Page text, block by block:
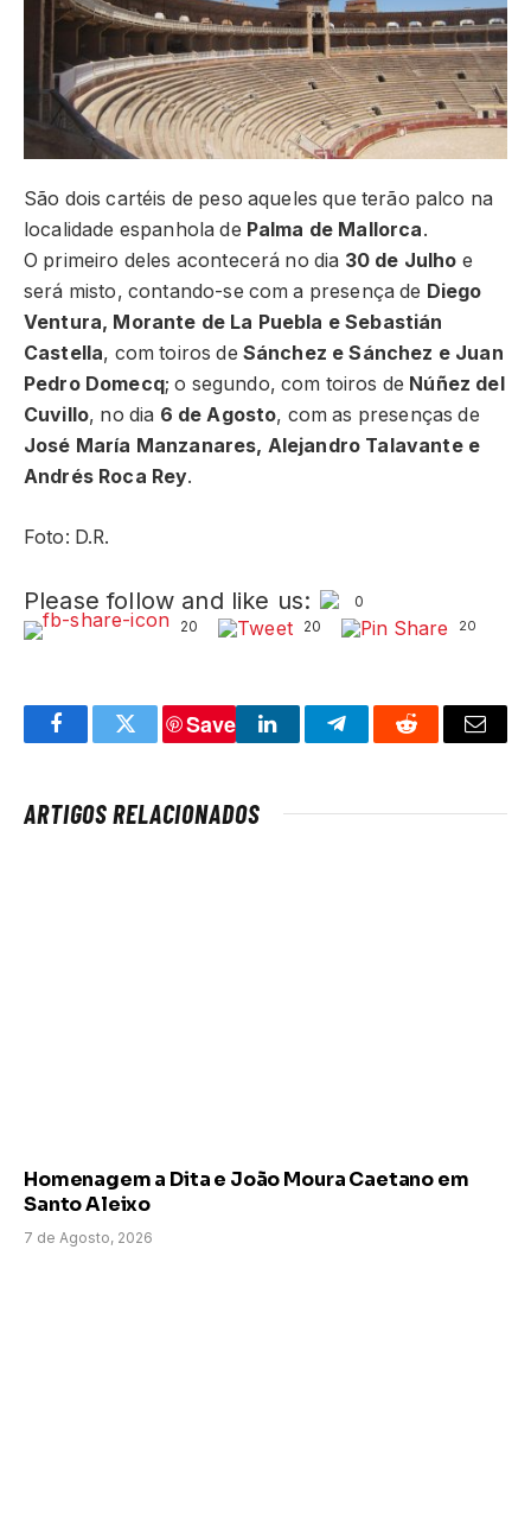
São dois cartéis de peso aqueles que terão palco na
localidade espanhola de Palma de Mallorca.
O primeiro deles acontecerá no dia 30 de Julho e
será misto, contando-se com a presença de Diego
Ventura, Morante de La Puebla e Sebastián
Castella, com toiros de Sánchez e Sánchez e Juan
Pedro Domecq; o segundo, com toiros de Núñez del
Cuvillo, no dia 6 de Agosto, com as presenças de
José María Manzanares, Alejandro Talavante e
Andrés Roca Rey.
Foto: D.R.
Please follow and like us:
0
20
20 20
FacebookTwitter
Save
LinkedInTelegramReddit Email
ARTIGOS RELACIONADOS
Homenagem a Dita e João Moura Caetano em
Santo Aleixo
7 de Agosto, 2026